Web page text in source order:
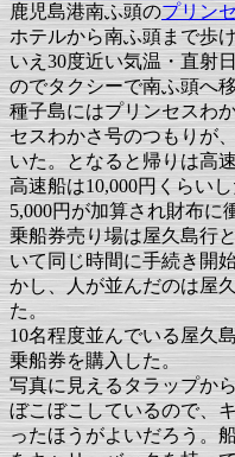
鹿児島港南ふ頭のプリン
ホテルから南ふ頭まで歩
いえ30度近い気温・直射
のでタクシーで南ふ頭へ
種子島にはプリンセスわ
セスわかさ号のつもりが
いた。となると帰りは高
高速船は10,000円くらい
5,000円が加算され財布に
乗船券売り場は屋久島行
いて同じ時間に手続き開
かし、人が並んだのは屋
た。
10名程度並んでいる屋久
乗船券を購入した。
写真に見えるタラップか
ぼこぼこしているので、
ったほうがよいだろう。